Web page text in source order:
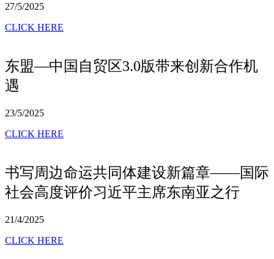
27/5/2025
CLICK HERE
东盟—中国自贸区3.0版带来创新合作机
遇
23/5/2025
CLICK HERE
书写周边命运共同体建设新篇章——国际
社会高度评价习近平主席东南亚之行
21/4/2025
CLICK HERE